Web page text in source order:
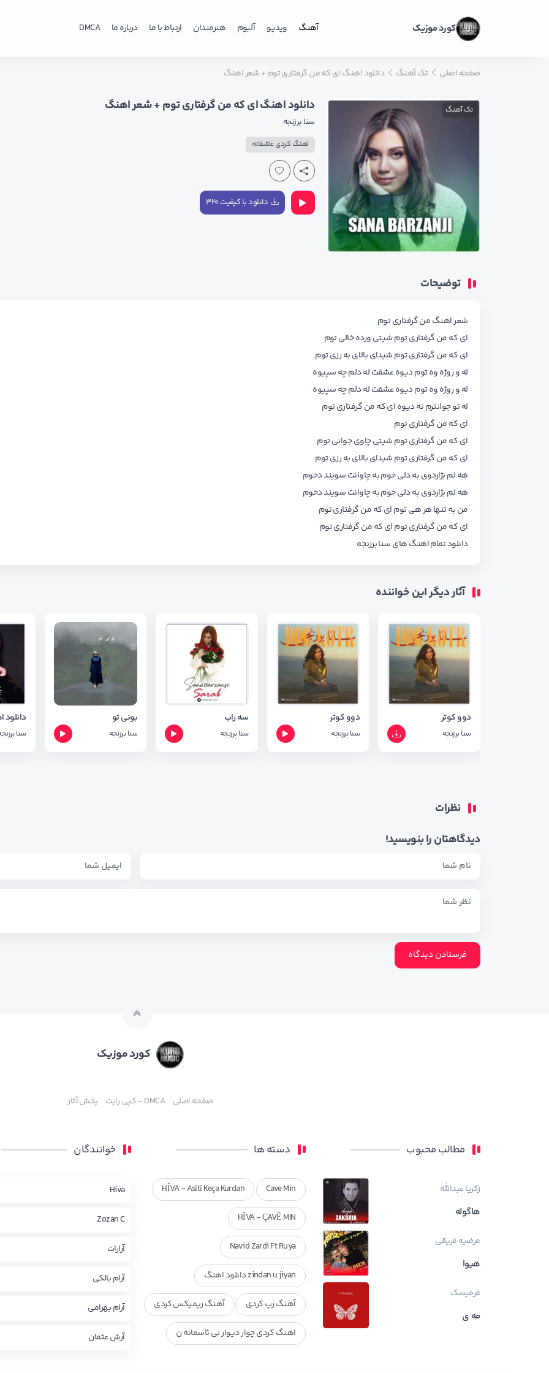
کورد موزیک آهنگ ویدیو آلبوم هنرمندان ارتباط با ما درباره ما DMCA
صفحه اصلی تک آهنگ دانلود اهنگ ای که من گرفتاری توم + شعر اهنگ
تک آهنگ دانلود اهنگ ای که من گرفتاری توم + شعر اهنگ
سنا برزنجه
اهنگ کردی عاشقانه
دانلود با کیفیت ۳۲۰
توضیحات
شعر اهنگ من گرفتاری توم
ای که من گرفتاری توم شیتی ورده خالی توم
ای که من گرفتاری توم شیدای بالای به رزی توم
له و روژه وه توم دیوه عشقت له دلم چه سپیوه
له و روژه وه توم دیوه عشقت له دلم چه سپیوه
له تو جوانترم نه دیوه ای که من گرفتاری توم
ای که من گرفتاری توم
ای که من گرفتاری توم شیتی چاوی جوانی توم
ای که من گرفتاری توم شیدای بالای به رزی توم
هه لم بژاردوی به دلی خوم به چاوانت سویند دخوم
هه لم بژاردوی به دلی خوم به چاوانت سویند دخوم
من به تنها هر هی توم ای که من گرفتاری توم
ای که من گرفتاری توم ای که من گرفتاری توم
دانلود تمام اهنگ هایسنا برزنجه
آثار دیگر این خواننده
دوو کوتر
سنا برزنجه
دوو کوتر
سنا برزنجه
سه راب
سنا برزنجه
بونی تو
سنا برزنجه سنا
نظرات
دیدگاهتان را بنویسید!
کورد موزیک
صفحه اصلی DMCA – کپی رایت پخش آثار
مطالب محبوب
زکریا عبدالله
هاگوله
مرضیه فریقی
هیوا
فرمیسک
مه ی
دسته ها
Cave Min
HÎVA - Asîtî Keça Kurdan
HÎVA - ÇAVÊ MIN
Navid Zardi Ft Ruya
zindan u jiyan دانلود اهنگ
آهنگ رپ کردی آهنگ ریمیکس کردی
اهنگ کردی چوار دیوار نی ئاسمانه ن
خوانندگان
Hiva
Zozan C
آرارات
آرام بالکی
آرام بهرامی
آرش عثمان